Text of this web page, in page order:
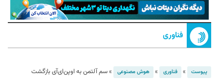
فناوری
پیوست » فناوری » هوش مصنوعی »سم آلتمن به اوپن‌ای‌آی بازگشت